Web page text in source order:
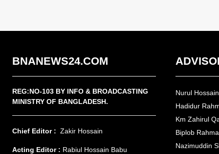
BNANEWS24.COM
REG:NO-103 BY INFO & BROADCASTING
MINISTRY OF BANGLADESH.
Chief Editor : Zakir Hossain
Acting Editor : Rabiul Hossain Babu
Nurul
Hadidur
Km Zahirul
Biplob
Nazimuddin